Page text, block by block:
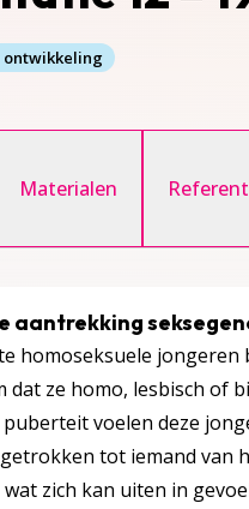
ontwikkeling
Materialen
aantrekking
homoseksuele jongeren
dat ze homo, lesbisch of
puberteit voelen deze
tot iemand van
wat zich kan uiten in